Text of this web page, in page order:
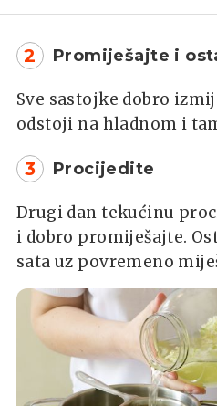
2 Promiješajte i
Sve sastojke dobro
odstoji na hladnom i
3 Procijedite
Drugi dan tekućinu
i dobro promiješajte.
sata uz povremeno